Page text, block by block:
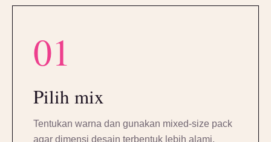
01
Pilih mix
Tentukan warna dan gunakan mixed-size pack
agar dimensi desain terbentuk lebih alami.